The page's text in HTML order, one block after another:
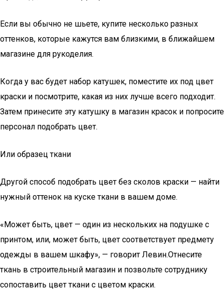
Если вы обычно не шьете, купите несколько разных
оттенков, которые кажутся вам близкими, в ближайшем
магазине для рукоделия.
Когда у вас будет набор катушек, поместите их под цвет
краски и посмотрите, какая из них лучше всего подходит.
Затем принесите эту катушку в магазин красок и попросите
персонал подобрать цвет.
Или образец ткани
Другой способ подобрать цвет без сколов краски — найти
нужный оттенок на куске ткани в вашем доме.
«Может быть, цвет — один из нескольких на подушке с
принтом, или, может быть, цвет соответствует предмету
одежды в вашем шкафу», — говорит Левин.Отнесите
ткань в строительный магазин и позвольте сотруднику
сопоставить цвет ткани с цветом краски.